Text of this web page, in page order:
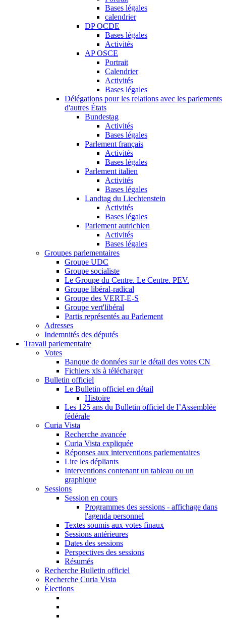
Bases légales
calendrier
DP OCDE
Bases légales
Activités
AP OSCE
Portrait
Calendrier
Activités
Bases légales
Délégations pour les relations avec les parlements
d'autres États
Bundestag
Activités
Bases légales
Parlement français
Activités
Bases légales
Parlement italien
Activités
Bases légales
Landtag du Liechtenstein
Activités
Bases légales
Parlement autrichien
Activités
Bases légales
Groupes parlementaires
Groupe UDC
Groupe socialiste
Le Groupe du Centre. Le Centre. PEV.
Groupe libéral-radical
Groupe des VERT-E-S
Groupe vert'libéral
Partis représentés au Parlement
Adresses
Indemnités des députés
Travail parlementaire
Votes
Banque de données sur le détail des votes CN
Fichiers xls à télécharger
Bulletin officiel
Le Bulletin officiel en détail
Histoire
Les 125 ans du Bulletin officiel de I’Assemblée
fédérale
Curia Vista
Recherche avancée
Curia Vista expliquée
Réponses aux interventions parlementaires
Lire les dépliants
Interventions contenant un tableau ou un
graphique
Sessions
Session en cours
Programmes des sessions - affichage dans
l'agenda personnel
Textes soumis aux votes finaux
Sessions antérieures
Dates des sessions
Perspectives des sessions
Résumés
Recherche Bulletin officiel
Recherche Curia Vista
Élections